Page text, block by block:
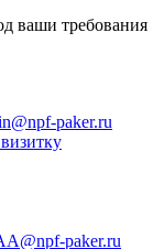
ваши требования
paker.ru
paker.ru